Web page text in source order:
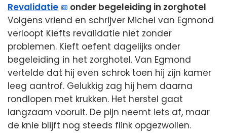
Revalidatie
onder begeleiding in zorghotel
Volgens vriend en schrijver Michel van Egmond
verloopt Kiefts revalidatie niet zonder
problemen. Kieft oefent dagelijks onder
begeleiding in het zorghotel. Van Egmond
vertelde dat hij even schrok toen hij zijn kamer
leeg aantrof. Gelukkig zag hij hem daarna
rondlopen met krukken. Het herstel gaat
langzaam vooruit. De pijn neemt iets af, maar
de knie blijft nog steeds flink opgezwollen.